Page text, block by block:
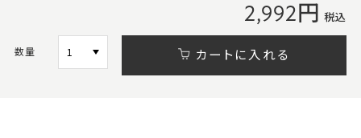
2,992円 税込
カートに入れる
数量